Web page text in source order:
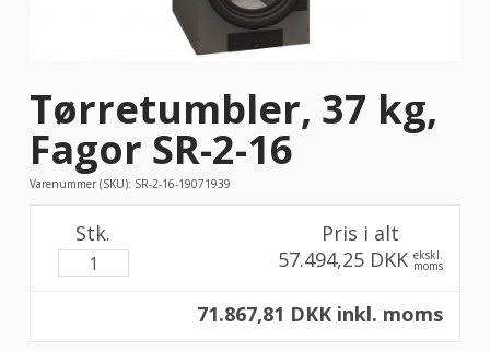
Tørretumbler, 37 kg,
Fagor SR-2-16
Varenummer (SKU): SR-2-16-19071939
Stk.
Pris i alt
57.494,25 DKK ekskl.
moms
71.867,81 DKK inkl. moms